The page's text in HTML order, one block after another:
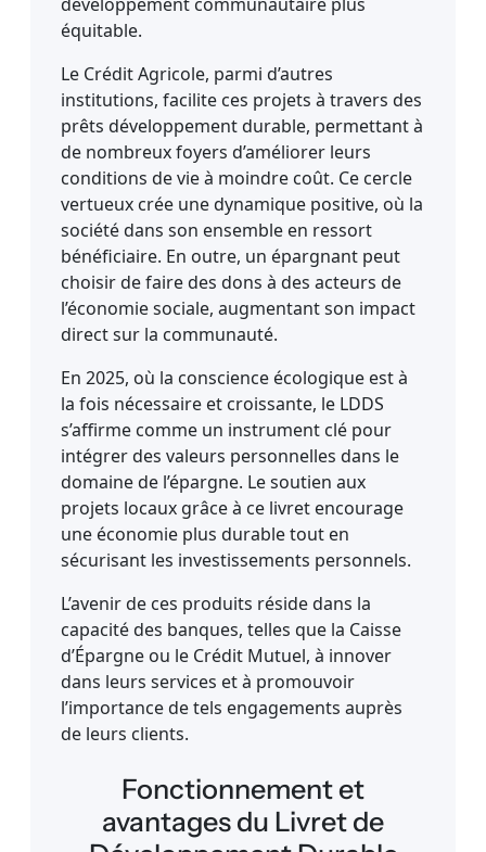
équitable.
Le Crédit Agricole, parmi d’autres
institutions, facilite ces projets à travers des
prêts développement durable, permettant à
de nombreux foyers d’améliorer leurs
conditions de vie à moindre coût. Ce cercle
vertueux crée une dynamique positive, où la
société dans son ensemble en ressort
bénéficiaire. En outre, un épargnant peut
choisir de faire des dons à des acteurs de
l’économie sociale, augmentant son impact
direct sur la communauté.
En 2025, où la conscience écologique est à
la fois nécessaire et croissante, le LDDS
s’affirme comme un instrument clé pour
intégrer des valeurs personnelles dans le
domaine de l’épargne. Le soutien aux
projets locaux grâce à ce livret encourage
une économie plus durable tout en
sécurisant les investissements personnels.
L’avenir de ces produits réside dans la
capacité des banques, telles que la Caisse
d’Épargne ou le Crédit Mutuel, à innover
dans leurs services et à promouvoir
l’importance de tels engagements auprès
de leurs clients.
Fonctionnement et
avantages du Livret de